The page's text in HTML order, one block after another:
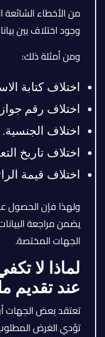
من الأخطاء
وجود اختلاف بين
ومن أمثلة ذلك:
اختلاف كتابة
اختلاف رقم
اختلاف الجنسية.
اختلاف تاريخ
اختلاف قيمة
ولهذا فإن الحصول
يضمن مراجعة
الجهات المختصة.
لماذا لا
عند تقديم
تعتقد بعض الجهات
تؤدي الغرض